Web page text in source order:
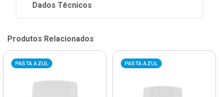
Dados Técnicos
Produtos Relacionados
PASTA AZUL PASTA AZUL